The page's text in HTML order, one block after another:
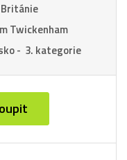
Twickenham
- 3. kategorie